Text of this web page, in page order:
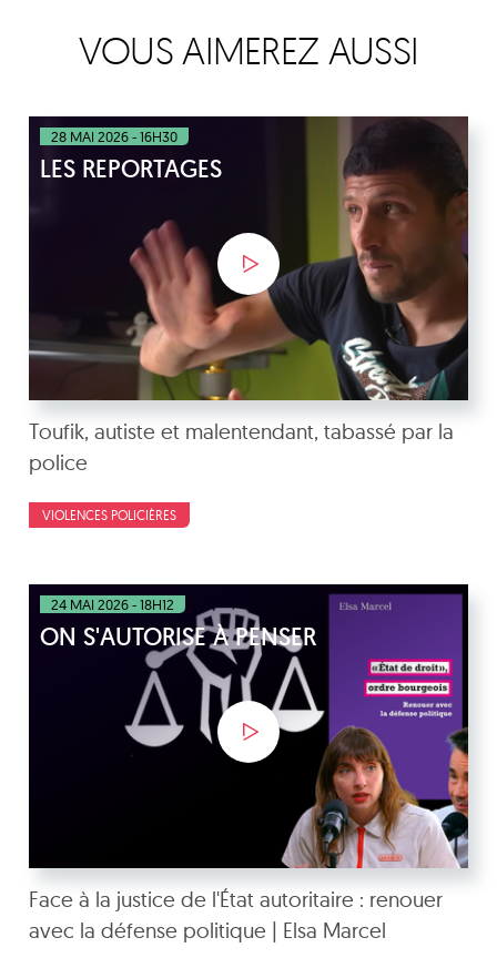
VOUS AIMEREZ AUSSI
28 MAI 2026 - 16H30
LES REPORTAGES
Toufik, autiste et malentendant, tabassé par la
police
VIOLENCES POLICIÈRES
24 MAI 2026 - 18H12
ON S'AUTORISE À PENSER
Face à la justice de l'État autoritaire : renouer
avec la défense politique | Elsa Marcel